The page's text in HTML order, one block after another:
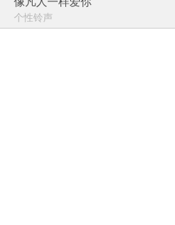
个性铃声